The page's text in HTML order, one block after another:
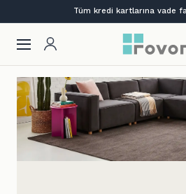
Lansmana özel %12 indirim +